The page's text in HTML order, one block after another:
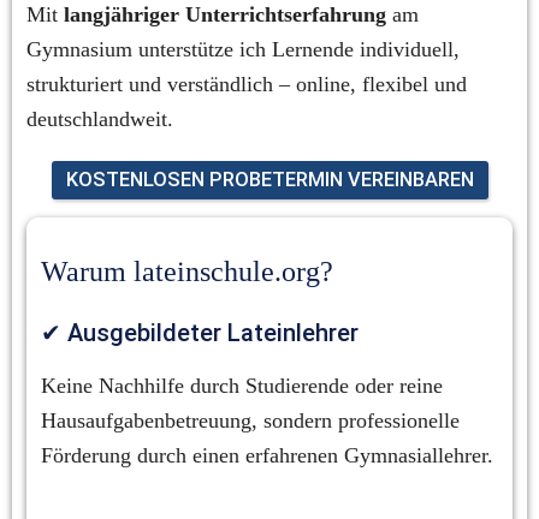
Mit langjähriger Unterrichtserfahrung am
Gymnasium unterstütze ich Lernende individuell,
strukturiert und verständlich – online, flexibel und
deutschlandweit.
KOSTENLOSEN PROBETERMIN VEREINBAREN
Warum lateinschule.org?
✔ Ausgebildeter Lateinlehrer
Keine Nachhilfe durch Studierende oder reine
Hausaufgabenbetreuung, sondern professionelle
Förderung durch einen erfahrenen Gymnasiallehrer.